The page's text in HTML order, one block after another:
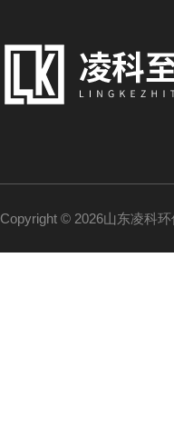
Copyright © 2026山东凌科